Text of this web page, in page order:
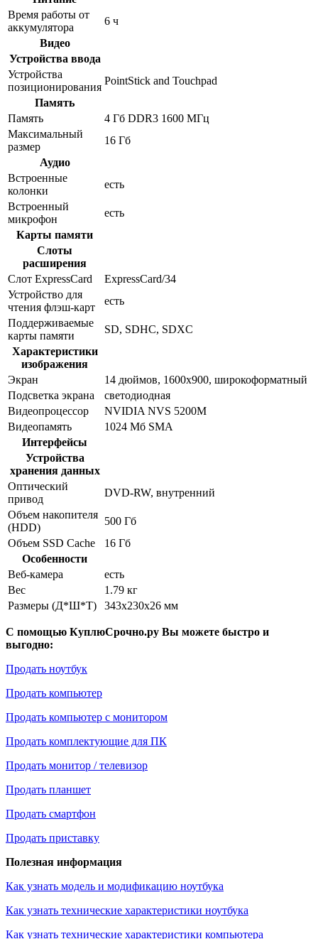
Время работы от
аккумулятора
6 ч
Видео
Устройства ввода
Устройства
позиционирования
PointStick and Touchpad
Память
Память
4 Гб DDR3 1600 МГц
Максимальный
размер
16 Гб
Аудио
Встроенные
колонки
есть
Встроенный
микрофон
есть
Карты памяти
Слоты
расширения
Слот ExpressCard
ExpressCard/34
Устройство для
чтения флэш-карт
есть
Поддерживаемые
карты памяти
SD, SDHC, SDXC
Характеристики
изображения
Экран
14 дюймов, 1600x900, широкоформатный
Подсветка экрана
светодиодная
Видеопроцессор
NVIDIA NVS 5200M
Видеопамять
1024 Мб SMA
Интерфейсы
Устройства
хранения данных
Оптический
привод
DVD-RW, внутренний
Объем накопителя
(HDD)
500 Гб
Объем SSD Cache
16 Гб
Особенности
Веб-камера
есть
Вес
1.79 кг
Размеры (Д*Ш*Т)
343x230x26 мм
С помощью КуплюСрочно.ру Вы можете быстро и
выгодно:
Продать ноутбук
Продать компьютер
Продать компьютер с монитором
Продать комплектующие для ПК
Продать монитор / телевизор
Продать планшет
Продать смартфон
Продать приставку
Полезная информация
Как узнать модель и модификацию ноутбука
Как узнать технические характеристики ноутбука
Как узнать технические характеристики компьютера